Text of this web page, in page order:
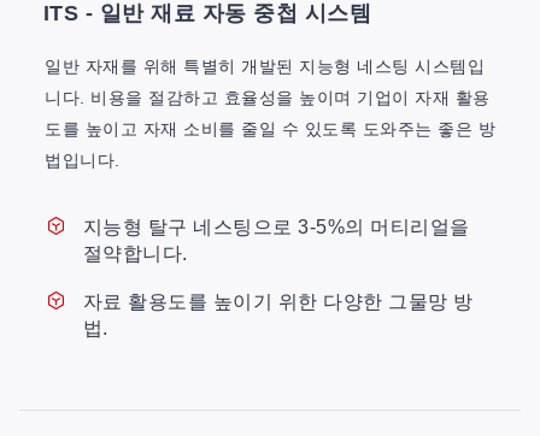
ITS - 일반 재료 자동 중첩 시스템
일반 자재를 위해 특별히 개발된 지능형 네스팅 시스템입
니다. 비용을 절감하고 효율성을 높이며 기업이 자재 활용
도를 높이고 자재 소비를 줄일 수 있도록 도와주는 좋은 방
법입니다.
지능형 탈구 네스팅으로 3-5%의 머티리얼을
절약합니다.
자료 활용도를 높이기 위한 다양한 그물망 방
법.